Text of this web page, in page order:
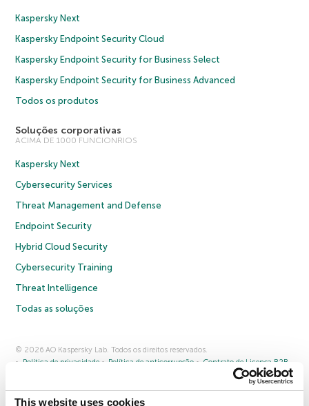
This website uses cookies
Kaspersky Next
Kaspersky Endpoint Security Cloud
Kaspersky Endpoint Security for Business Select
Kaspersky Endpoint Security for Business Advanced
Todos os produtos
Soluções corporativas
ACIMA DE 1000 FUNCIONRIOS
Kaspersky Next
Cybersecurity Services
Threat Management and Defense
Endpoint Security
Hybrid Cloud Security
Cybersecurity Training
Threat Intelligence
Todas as soluções
© 2026 AO Kaspersky Lab. Todos os direitos reservados.
Política de privacidade
Política de anticorrupção
Contrato de Licença B2B
Cookies